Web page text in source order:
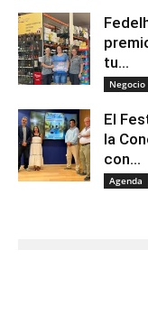
tu...
Negocio
El
la
con...
Agenda